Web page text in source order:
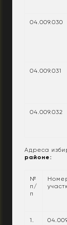
04.009.030
04.009.031
04.009.032
Адреса
районе:
№
п/
п
1.